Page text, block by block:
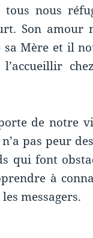
nous
Son amour
sa Mère et il
de notre
pas peur
qui font
à
messagers.